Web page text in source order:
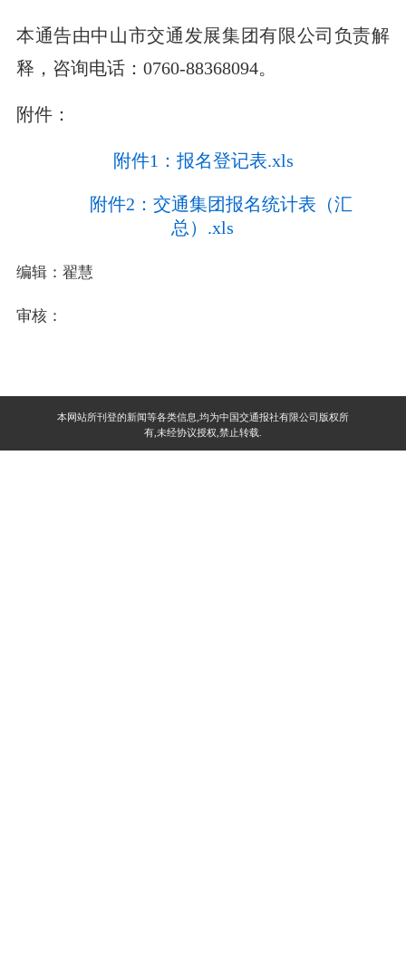
本通告由中山市交通发展集团有限公司负责解
释，咨询电话：0760-88368094。
附件：
附件1：报名登记表.xls
附件2：交通集团报名统计表（汇
总）.xls
编辑：翟慧
审核：
本网站所刊登的新闻等各类信息,均为中国交通报社有限公司版权所
有,未经协议授权,禁止转载.